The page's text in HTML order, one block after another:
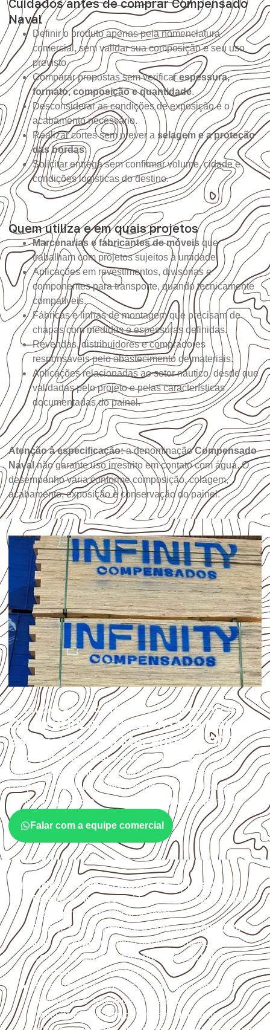
Cuidados antes de comprar Compensado
Naval
Definir o produto apenas pela nomenclatura
comercial, sem validar sua composição e seu uso
previsto.
Comparar propostas sem verificarespessura,
formato, composição e quantidade.
Desconsiderar as condições de exposição e o
acabamento necessário.
Realizar cortes sem prever a selagem e a proteção
das bordas.
Solicitar entrega sem confirmar volume, cidade e
condições logísticas do destino.
Quem utiliza e em quais projetos
Marcenarias e fabricantes de móveis que
trabalham com projetos sujeitos à umidade.
Aplicações em revestimentos, divisórias e
componentes para transporte, quando tecnicamente
compatíveis.
Fábricas e linhas de montagem que precisam de
chapas com medidas e espessuras definidas.
Revendas, distribuidores e compradores
responsáveis pelo abastecimento de materiais.
Aplicações relacionadas ao setor náutico, desde que
validadas pelo projeto e pelas características
documentadas do painel.
Atenção à especificação:a denominaçãoCompensado
Naval não garante uso irrestrito em contato com água. O
desempenho varia conforme composição, colagem,
acabamento, exposição e conservação do painel.
UTILIZAÇÃO E CUIDADOS DO PRODUTO
Onde utilizar Compensado Naval
em projetos de Macaubal – SP?
O Compensado Navalatende diferentes aplicações
profissionais, desde que suas características sejam
compatíveis com o projeto. A Infinity orienta a compra
conformeaplicação, medida, quantidade e destino.
Falar com a equipe comercial
Cuidados antes e depois da aplicação
Escolha a medida considerando aplicação, apoios,
montagem e especificação técnica.
Planeje o corte conforme os formatos1,60 × 2,20 m e
1,60 × 2,50 m, sujeitos à disponibilidade.
Considere acabamento e proteção das bordas após
qualquer corte ou usinagem.
Evite contato direto com o solo, chuva, umidade
acumulada e apoios desnivelados.
Consulte a ficha técnica antes de aplicações